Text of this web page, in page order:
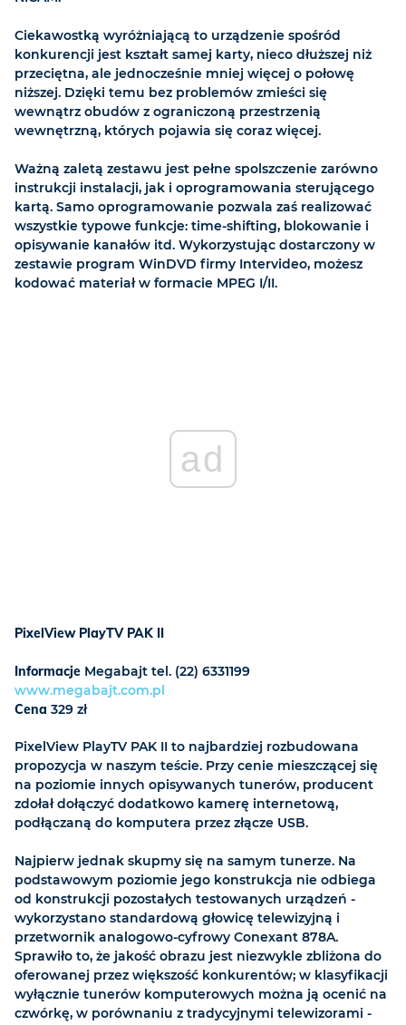
Ciekawostką wyróżniającą to urządzenie spośród
konkurencji jest kształt samej karty, nieco dłuższej niż
przeciętna, ale jednocześnie mniej więcej o połowę
niższej. Dzięki temu bez problemów zmieści się
wewnątrz obudów z ograniczoną przestrzenią
wewnętrzną, których pojawia się coraz więcej.
Ważną zaletą zestawu jest pełne spolszczenie zarówno
instrukcji instalacji, jak i oprogramowania sterującego
kartą. Samo oprogramowanie pozwala zaś realizować
wszystkie typowe funkcje: time-shifting, blokowanie i
opisywanie kanałów itd. Wykorzystując dostarczony w
zestawie program WinDVD firmy Intervideo, możesz
kodować materiał w formacie MPEG I/II.
ad
PixelView PlayTV PAK II
Informacje Megabajt tel. (22) 6331199
www.megabajt.com.pl
Cena 329 zł
PixelView PlayTV PAK II to najbardziej rozbudowana
propozycja w naszym teście. Przy cenie mieszczącej się
na poziomie innych opisywanych tunerów, producent
zdołał dołączyć dodatkowo kamerę internetową,
podłączaną do komputera przez złącze USB.
Najpierw jednak skupmy się na samym tunerze. Na
podstawowym poziomie jego konstrukcja nie odbiega
od konstrukcji pozostałych testowanych urządzeń -
wykorzystano standardową głowicę telewizyjną i
przetwornik analogowo-cyfrowy Conexant 878A.
Sprawiło to, że jakość obrazu jest niezwykle zbliżona do
oferowanej przez większość konkurentów; w klasyfikacji
wyłącznie tunerów komputerowych można ją ocenić na
czwórkę, w porównaniu z tradycyjnymi telewizorami -